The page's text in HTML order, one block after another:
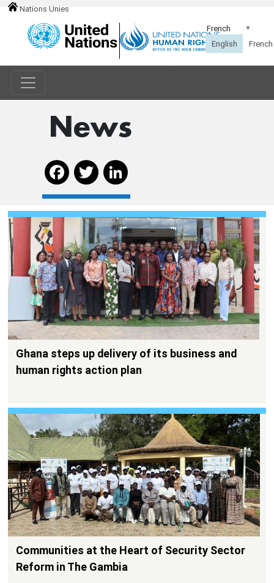
Nations Unies
News
Facebook
Twitter
LinkedIn
Ghana steps up delivery of its business and
human rights action plan
Communities at the Heart of Security Sector
Reform in The Gambia